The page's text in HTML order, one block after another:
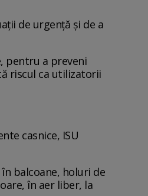
de urgență și de a
pentru a preveni
riscul ca utilizatorii
casnice, ISU
balcoane, holuri de
în aer liber, la